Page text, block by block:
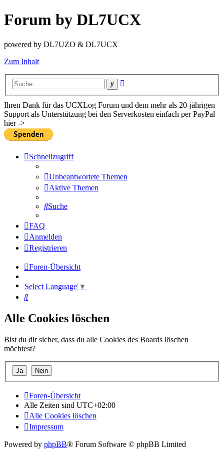
Forum by DL7UCX
powered by DL7UZO & DL7UCX
Zum Inhalt
Suche
Ihren Dank für das UCXLog Forum und dem mehr als 20-jährigen
Support als Unterstützung bei den Serverkosten einfach per PayPal
hier ->
Schnellzugriff
Unbeantwortete Themen
Aktive Themen
Suche
FAQ
Anmelden
Registrieren
Foren-Übersicht
Select Language ▼
Suche
Alle Cookies löschen
Bist du dir sicher, dass du alle Cookies des Boards löschen
möchtest?
Foren-Übersicht
Alle Zeiten sind UTC+02:00
Alle Cookies löschen
Impressum
Powered by phpBB® Forum Software © phpBB Limited